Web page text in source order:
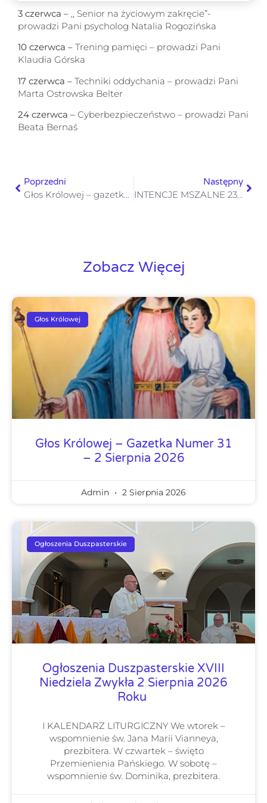
3 czerwca – ,, Senior na życiowym zakręcie”-
prowadzi Pani psycholog Natalia Rogozińska
10 czerwca – Trening pamięci – prowadzi Pani
Klaudia Górska
17 czerwca – Techniki oddychania – prowadzi Pani
Marta Ostrowska Belter
24 czerwca – Cyberbezpieczeństwo – prowadzi Pani
Beata Bernaś
Poprzedni Następny
INTENCJE MSZALNE 23-29.06.2025
Zobacz Więcej
Głos Królowej
Głos Królowej – Gazetka Numer 31
– 2 Sierpnia 2026
Admin 2 Sierpnia 2026
Ogłoszenia Duszpasterskie
Ogłoszenia Duszpasterskie XVIII
Niedziela Zwykła 2 Sierpnia 2026
Roku
I KALENDARZ LITURGICZNY We wtorek –
wspomnienie św. Jana Marii Vianneya,
prezbitera. W czwartek – święto
Przemienienia Pańskiego. W sobotę –
wspomnienie św. Dominika, prezbitera.